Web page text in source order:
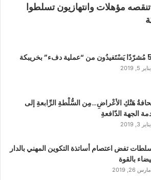
مؤهلات وانتهازيون تسلطوا
بخريبكة
يناير 5, 2019
هَتْكِ الأعْراضِ…مِن السُّلْطةِ الرِّابعةِ إلى
الجهة الدّافعةِ
يناير 3, 2019
تفض اعتصام أساتذة التكوين المهني بالدار
بالقوة
مارس 26, 2019